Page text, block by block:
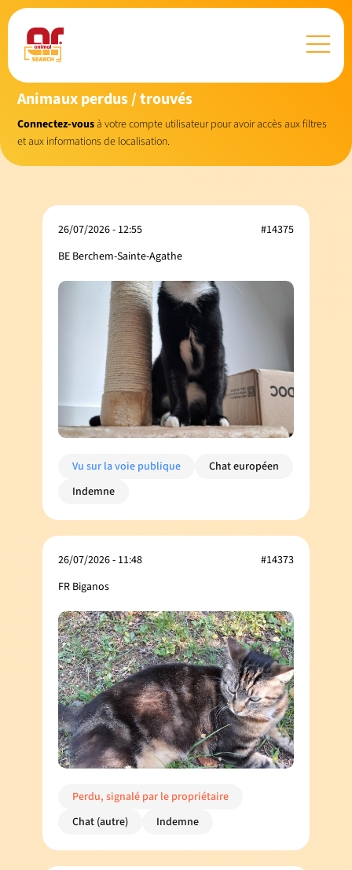
Animaux perdus / trouvés
Connectez-vousà votre compte utilisateur pour avoir accès aux filtres
et aux informations de localisation.
26/07/2026 - 12:55
BE Berchem-Sainte-Agathe
#14375
Vu sur la voie publique
Chat européen
Indemne
26/07/2026 - 11:48
FR Biganos
#14373
Perdu, signalé par le propriétaire
Chat (autre)
Indemne